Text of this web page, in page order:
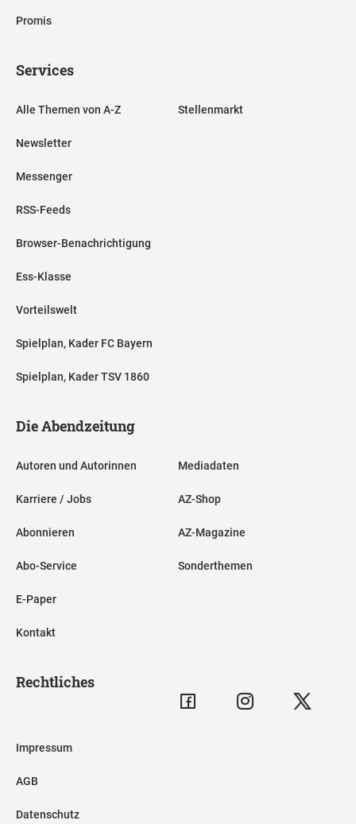
Promis
Services
Alle Themen von A-Z
Newsletter
Messenger
RSS-Feeds
Browser-Benachrichtigung
Ess-Klasse
Vorteilswelt
Spielplan, Kader FC Bayern
Spielplan, Kader TSV 1860
Stellenmarkt
Die Abendzeitung
Autoren und Autorinnen
Karriere / Jobs
Abonnieren
Abo-Service
E-Paper
Kontakt
Mediadaten
AZ-Shop
AZ-Magazine
Sonderthemen
Rechtliches
Impressum
AGB
Datenschutz